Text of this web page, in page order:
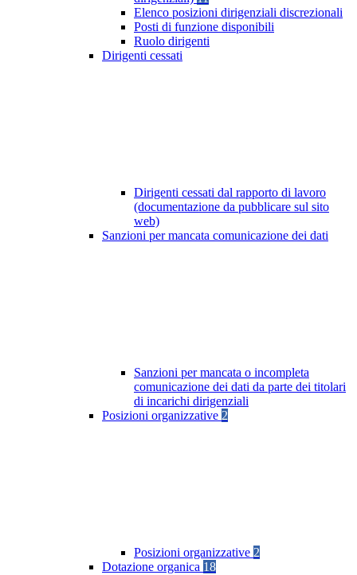
Elenco posizioni dirigenziali discrezionali
Posti di funzione disponibili
Ruolo dirigenti
Dirigenti cessati
Dirigenti cessati dal rapporto di lavoro
(documentazione da pubblicare sul sito
web)
Sanzioni per mancata comunicazione dei dati
Sanzioni per mancata o incompleta
comunicazione dei dati da parte dei titolari
di incarichi dirigenziali
Posizioni organizzative 2
Posizioni organizzative 2
Dotazione organica 18